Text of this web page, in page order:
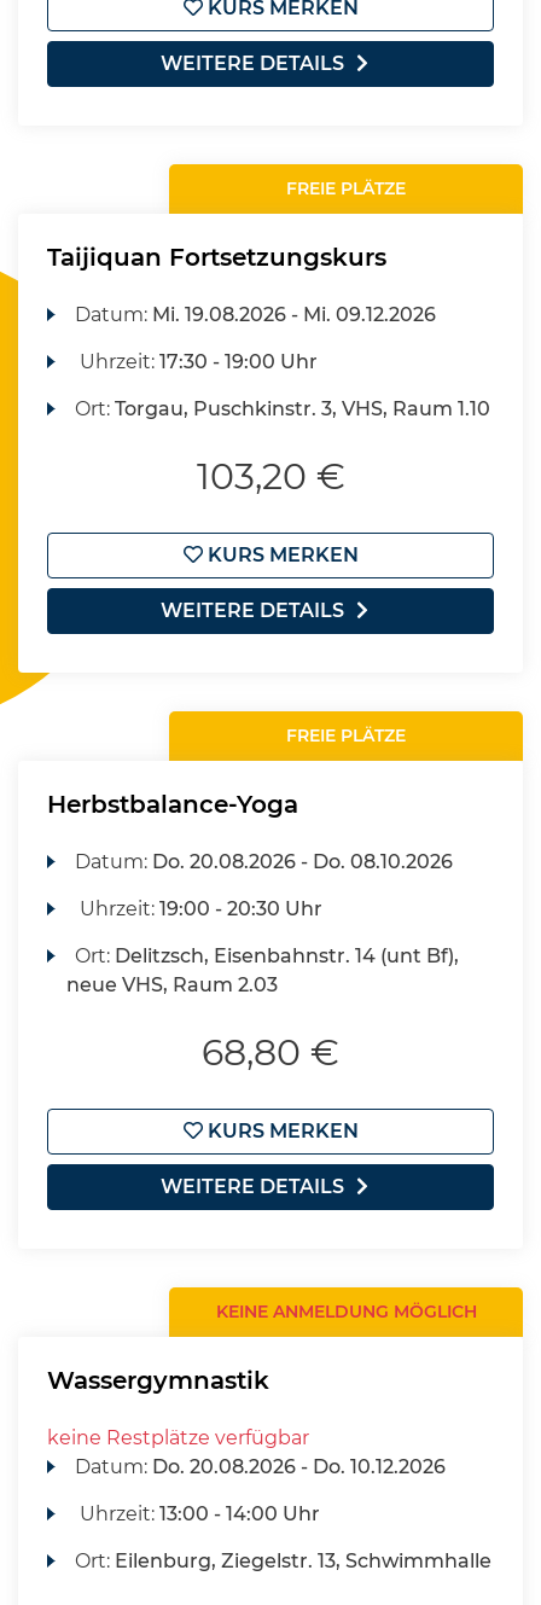
KURS MERKEN
WEITERE DETAILS
FREIE PLÄTZE
Taijiquan Fortsetzungskurs
Datum: Mi. 19.08.2026 - Mi. 09.12.2026
Uhrzeit:17:30 - 19:00 Uhr
Ort:Torgau, Puschkinstr. 3, VHS, Raum 1.10
103,20 €
KURS MERKEN
WEITERE DETAILS
FREIE PLÄTZE
Herbstbalance-Yoga
Datum: Do. 20.08.2026 - Do. 08.10.2026
Uhrzeit:19:00 - 20:30 Uhr
Ort: Delitzsch, Eisenbahnstr. 14 (unt Bf),
neue VHS, Raum 2.03
68,80 €
KURS MERKEN
WEITERE DETAILS
KEINE ANMELDUNG MÖGLICH
Wassergymnastik
keine Restplätze verfügbar
Datum: Do. 20.08.2026 - Do. 10.12.2026
Uhrzeit:13:00 - 14:00 Uhr
Ort: Eilenburg, Ziegelstr. 13, Schwimmhalle